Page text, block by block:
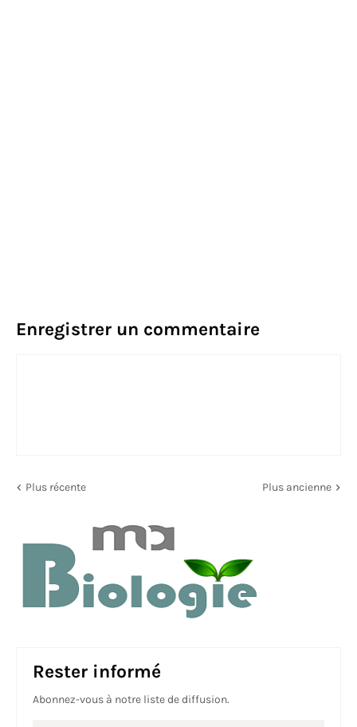
Enregistrer un commentaire
Plus récente Plus ancienne
Rester informé
Abonnez-vous à notre liste de diffusion.